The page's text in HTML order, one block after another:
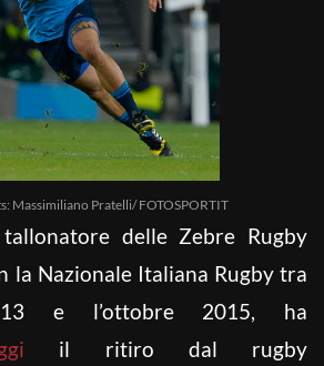
Massimiliano Pratelli/ FOTOSPORTIT
delle Zebre Rugby
la Nazionale Italiana Rugby tra
e l’ottobre 2015, ha
il ritiro dal rugby